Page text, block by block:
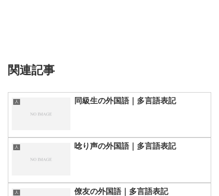
関連記事
人 同級生の外国語｜多言語表記
人 唸り声の外国語｜多言語表記
人 僚友の外国語｜多言語表記